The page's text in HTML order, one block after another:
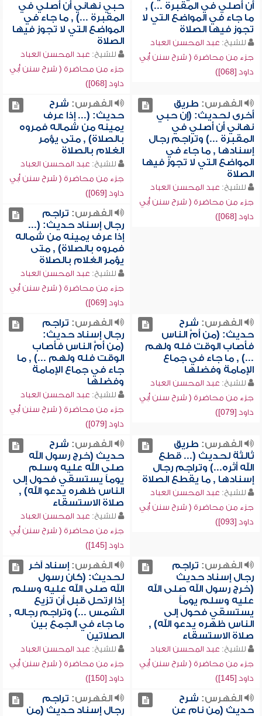
أن أصلي في المقبرة ...) ,
ما جاء في المواضع التي لا
تجوز فيها الصلاة
للشيخ: عبد المحسن العباد
جزء من محاضرة ( شرح سنن أبي
داود [068])
حبي نهاني أن أصلي في
المقبرة ...) , ما جاء في
المواضع التي لا تجوز فيها
الصلاة
للشيخ: عبد المحسن العباد
جزء من محاضرة ( شرح سنن أبي
داود [068])
الفهرس: طريق
أخرى لحديث: (إن حبي
نهاني أن أصلي في
المقبرة ...) وتراجم رجال
إسنادها , ما جاء في
المواضع التي لا تجوز فيها
الصلاة
للشيخ: عبد المحسن العباد
جزء من محاضرة ( شرح سنن أبي
داود [068])
الفهرس: شرح
حديث: (... إذا عرف
يمينه من شماله فمروه
بالصلاة) , متى يؤمر
الغلام بالصلاة
للشيخ: عبد المحسن العباد
جزء من محاضرة ( شرح سنن أبي
داود [069])
الفهرس: تراجم
رجال إسناد حديث: (...
إذا عرف يمينه من شماله
فمروه بالصلاة) , متى
يؤمر الغلام بالصلاة
للشيخ: عبد المحسن العباد
جزء من محاضرة ( شرح سنن أبي
داود [069])
الفهرس: شرح
حديث: (من أمَّ الناس
فأصاب الوقت فله ولهم
...) , ما جاء في جماع
الإمامة وفضلها
للشيخ: عبد المحسن العباد
جزء من محاضرة ( شرح سنن أبي
داود [079])
الفهرس: تراجم
رجال إسناد حديث:
(من أمَّ الناس فأصاب
الوقت فله ولهم ...) , ما
جاء في جماع الإمامة
وفضلها
للشيخ: عبد المحسن العباد
جزء من محاضرة ( شرح سنن أبي
داود [079])
الفهرس: طريق
ثالثة لحديث (... قطع
الله أثره...) وتراجم رجال
إسنادها , ما يقطع الصلاة
للشيخ: عبد المحسن العباد
جزء من محاضرة ( شرح سنن أبي
داود [093])
الفهرس: شرح
حديث (خرج رسول الله
صلى الله عليه وسلم
يوماً يستسقي فحول إلى
الناس ظهره يدعو الله) ,
صلاة الاستسقاء
للشيخ: عبد المحسن العباد
جزء من محاضرة ( شرح سنن أبي
داود [145])
الفهرس: تراجم
رجال إسناد حديث
(خرج رسول الله صلى الله
عليه وسلم يوماً
يستسقي فحول إلى
الناس ظهره يدعو الله) ,
صلاة الاستسقاء
للشيخ: عبد المحسن العباد
جزء من محاضرة ( شرح سنن أبي
داود [145])
الفهرس:إسناد آخر
لحديث: (كان رسول
الله صلى الله عليه وسلم
إذا ارتحل قبل أن تزيع
الشمس ...) وتراجم رجاله ,
ما جاء في الجمع بين
الصلاتين
للشيخ: عبد المحسن العباد
جزء من محاضرة ( شرح سنن أبي
داود [150])
الفهرس: شرح
حديث (من نام عن
الفهرس: تراجم
رجال إسناد حديث (من